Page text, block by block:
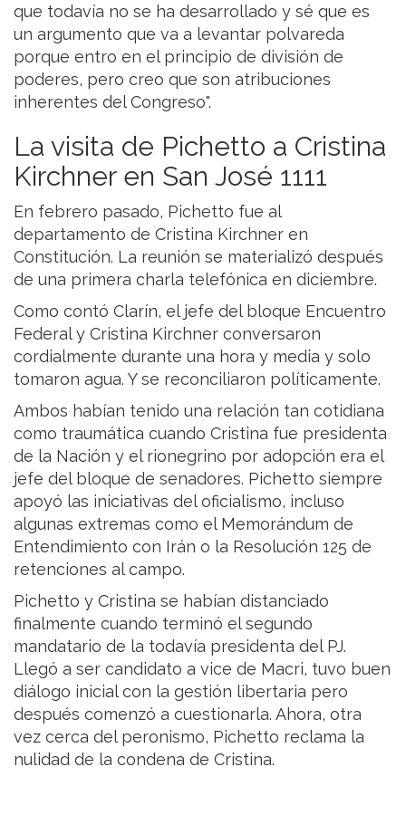
que todavía no se ha desarrollado y sé que es
un argumento que va a levantar polvareda
porque entro en el principio de división de
poderes, pero creo que son atribuciones
inherentes del Congreso".
La visita de Pichetto a Cristina
Kirchner en San José 1111
En febrero pasado, Pichetto fue al
departamento de Cristina Kirchner en
Constitución. La reunión se materializó después
de una primera charla telefónica en diciembre.
Como contó Clarín, el jefe del bloque Encuentro
Federal y Cristina Kirchner conversaron
cordialmente durante una hora y media y solo
tomaron agua. Y se reconciliaron políticamente.
Ambos habían tenido una relación tan cotidiana
como traumática cuando Cristina fue presidenta
de la Nación y el rionegrino por adopción era el
jefe del bloque de senadores. Pichetto siempre
apoyó las iniciativas del oficialismo, incluso
algunas extremas como el Memorándum de
Entendimiento con Irán o la Resolución 125 de
retenciones al campo.
Pichetto y Cristina se habían distanciado
finalmente cuando terminó el segundo
mandatario de la todavía presidenta del PJ.
Llegó a ser candidato a vice de Macri, tuvo buen
diálogo inicial con la gestión libertaria pero
después comenzó a cuestionarla. Ahora, otra
vez cerca del peronismo, Pichetto reclama la
nulidad de la condena de Cristina.